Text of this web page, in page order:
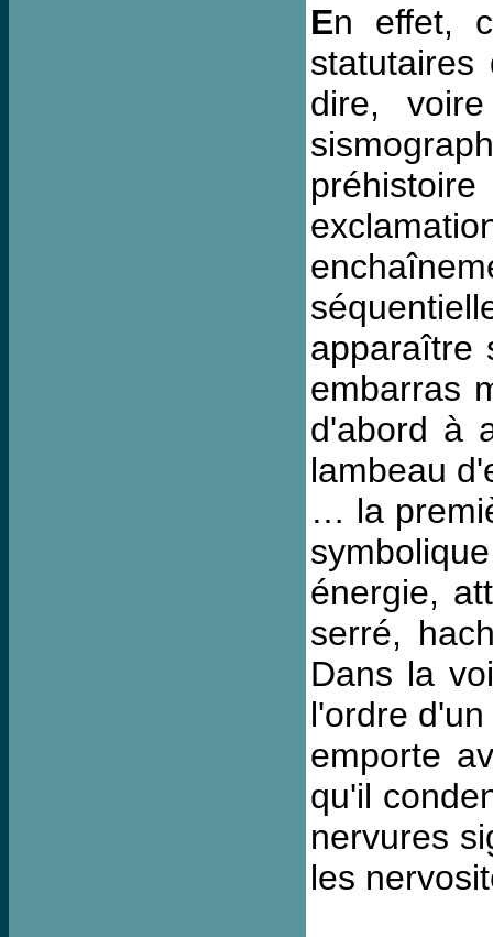
En effet,
dire,
apparaître
embarras
d'abord à
lambeau
… la
énergie,
serré,
Dans la
l'ordre
emporte
qu'il
nervures
les